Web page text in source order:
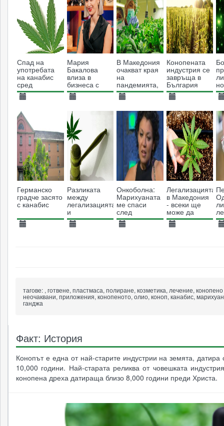
Спад на
употребата
на канабис
сред
тийнейджъри
в САЩ
Мария
Бакалова
влиза в
бизнеса с
коноп
В Македония
очакват края
на
пандемията,
за да
продължат
канабис4225
Конопената
индустрия се
завръща в
България
38337
Германско
градче засято
с канабис
Разликата
между
легализацията
и
декриминализацията
Онкоболна:
Марихуаната
ме спаси
след
химиотерапията
Легализацията
в Македония
- всеки ще
може да
отглежда 2-3
растения
ли
тагове: , готвене, пластмаса, полиране, козметика, лечение,
неочаквани, приложения, конопеното, олио, коноп, канабис,
ганджа
Факт: История
Конопът е една от най-старите индустрии на земята, датира
10,000 години. Най-старата реликва от човешката
конопена дреха датираща близо 8,000 години преди Христа.